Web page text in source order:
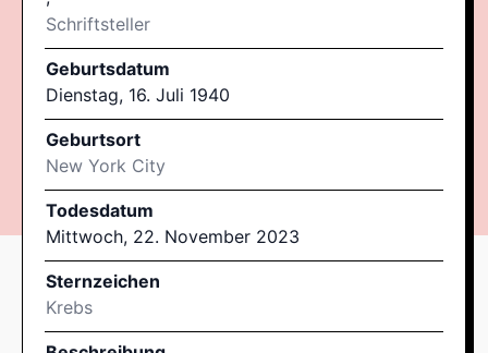
Schriftsteller
Geburtsdatum
Dienstag, 16. Juli 1940
Geburtsort
New York City
Todesdatum
Mittwoch, 22. November 2023
Sternzeichen
Krebs